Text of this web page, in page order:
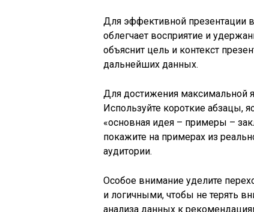
Для эффективной презентации
облегчает восприятие и
объяснит цель и контекст
дальнейших данных.
Для достижения максимальной
Используйте короткие абзацы,
«основная идея – примеры –
покажите на примерах из
аудитории.
Особое внимание уделите
и логичными, чтобы не терять
анализа данных к